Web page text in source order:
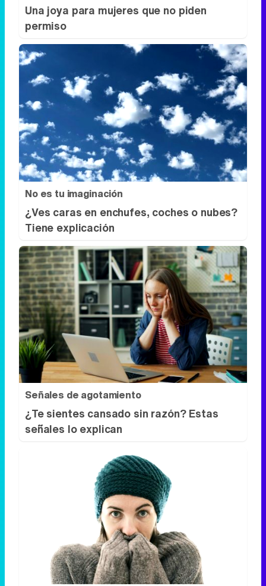
Una joya para mujeres que no piden
permiso
No es tu imaginación
¿Ves caras en enchufes, coches o nubes?
Tiene explicación
Señales de agotamiento
¿Te sientes cansado sin razón? Estas
señales lo explican